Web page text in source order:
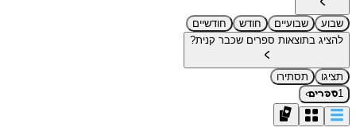
שבוע שבועיים חודש
חודשיים
להציג בתוצאות ספרים שכבר קנית?
תציגו
תסתירו
1ספרים›